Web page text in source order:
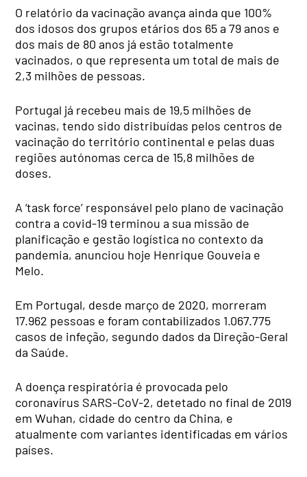
O relatório da vacinação avança ainda que 100%
dos idosos dos grupos etários dos 65 a 79 anos e
dos mais de 80 anos já estão totalmente
vacinados, o que representa um total de mais de
2,3 milhões de pessoas.
Portugal já recebeu mais de 19,5 milhões de
vacinas, tendo sido distribuídas pelos centros de
vacinação do território continental e pelas duas
regiões autónomas cerca de 15,8 milhões de
doses.
A ‘task force’ responsável pelo plano de vacinação
contra a covid-19 terminou a sua missão de
planificação e gestão logística no contexto da
pandemia, anunciou hoje Henrique Gouveia e
Melo.
Em Portugal, desde março de 2020, morreram
17.962 pessoas e foram contabilizados 1.067.775
casos de infeção, segundo dados da Direção-Geral
da Saúde.
A doença respiratória é provocada pelo
coronavírus SARS-CoV-2, detetado no final de 2019
em Wuhan, cidade do centro da China, e
atualmente com variantes identificadas em vários
países.